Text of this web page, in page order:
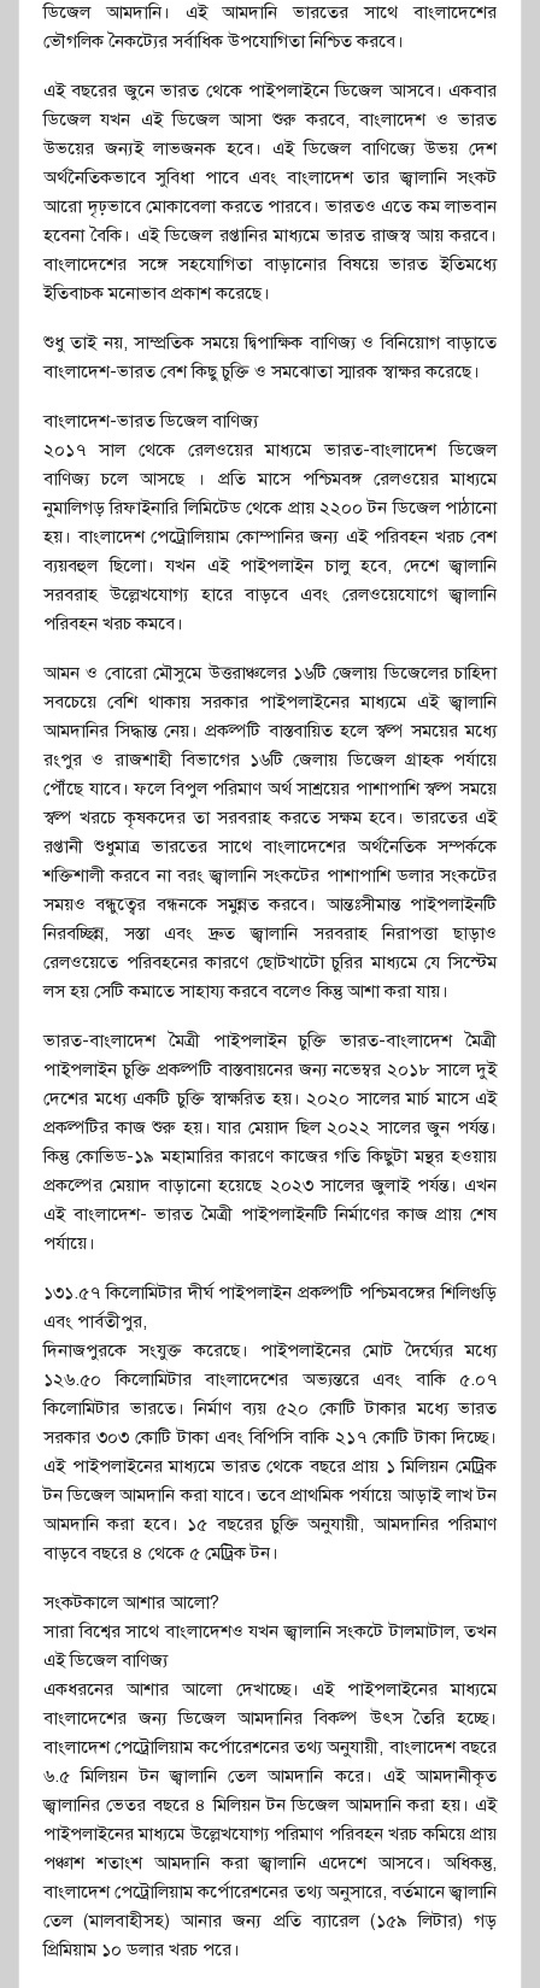
ডিজেল আমদানি। এই আমদানি ভারতের সাথে বাংলাদেশের
ভৌগলিক নৈকট্যের সর্বাধিক উপযোগিতা নিশ্চিত করবে।
এই বছরের জুনে ভারত থেকে পাইপলাইনে ডিজেল আসবে। একবার
ডিজেল যখন এই ডিজেল আসা শুরু করবে, বাংলাদেশ ও ভারত
উভয়ের জন্যই লাভজনক হবে। এই ডিজেল বাণিজ্যে উভয় দেশ
অর্থনৈতিকভাবে সুবিধা পাবে এবং বাংলাদেশ তার জ্বালানি সংকট
আরো দৃঢ়ভাবে মোকাবেলা করতে পারবে। ভারতও এতে কম লাভবান
হবেনা বৈকি। এই ডিজেল রপ্তানির মাধ্যমে ভারত রাজস্ব আয় করবে।
বাংলাদেশের সঙ্গে সহযোগিতা বাড়ানোর বিষয়ে ভারত ইতিমধ্যে
ইতিবাচক মনোভাব প্রকাশ করেছে।
শুধু তাই নয়, সাম্প্রতিক সময়ে দ্বিপাক্ষিক বাণিজ্য ও বিনিয়োগ বাড়াতে
বাংলাদেশ-ভারত বেশ কিছু চুক্তি ও সমঝোতা স্মারক স্বাক্ষর করেছে।
বাংলাদেশ-ভারত ডিজেল বাণিজ্য
২০১৭ সাল থেকে রেলওয়ের মাধ্যমে ভারত-বাংলাদেশ ডিজেল
বাণিজ্য চলে আসছে । প্রতি মাসে পশ্চিমবঙ্গ রেলওয়ের মাধ্যমে
নুমালিগড় রিফাইনারি লিমিটেড থেকে প্রায় ২২০০ টন ডিজেল পাঠানো
হয়। বাংলাদেশ পেট্রোলিয়াম কোম্পানির জন্য এই পরিবহন খরচ বেশ
ব্যয়বহুল ছিলো। যখন এই পাইপলাইন চালু হবে, দেশে জ্বালানি
সরবরাহ উল্লেখযোগ্য হারে বাড়বে এবং রেলওয়েযোগে জ্বালানি
পরিবহন খরচ কমবে।
আমন ও বোরো মৌসুমে উত্তরাঞ্চলের ১৬টি জেলায় ডিজেলের চাহিদা
সবচেয়ে বেশি থাকায় সরকার পাইপলাইনের মাধ্যমে এই জ্বালানি
আমদানির সিদ্ধান্ত নেয়। প্রকল্পটি বাস্তবায়িত হলে স্বল্প সময়ের মধ্যে
রংপুর ও রাজশাহী বিভাগের ১৬টি জেলায় ডিজেল গ্রাহক পর্যায়ে
পৌঁছে যাবে। ফলে বিপুল পরিমাণ অর্থ সাশ্রয়ের পাশাপাশি স্বল্প সময়ে
স্বল্প খরচে কৃষকদের তা সরবরাহ করতে সক্ষম হবে। ভারতের এই
রপ্তানী শুধুমাত্র ভারতের সাথে বাংলাদেশের অর্থনৈতিক সম্পর্ককে
শক্তিশালী করবে না বরং জ্বালানি সংকটের পাশাপাশি ডলার সংকটের
সময়ও বন্ধুত্বের বন্ধনকে সমুন্নত করবে। আন্তঃসীমান্ত পাইপলাইনটি
নিরবচ্ছিন্ন, সস্তা এবং দ্রুত জ্বালানি সরবরাহ নিরাপত্তা ছাড়াও
রেলওয়েতে পরিবহনের কারণে ছোটখাটো চুরির মাধ্যমে যে সিস্টেম
লস হয় সেটি কমাতে সাহায্য করবে বলেও কিন্তু আশা করা যায়।
ভারত-বাংলাদেশ মৈত্রী পাইপলাইন চুক্তি ভারত-বাংলাদেশ মৈত্রী
পাইপলাইন চুক্তি প্রকল্পটি বাস্তবায়নের জন্য নভেম্বর ২০১৮ সালে দুই
দেশের মধ্যে একটি চুক্তি স্বাক্ষরিত হয়। ২০২০ সালের মার্চ মাসে এই
প্রকল্পটির কাজ শুরু হয়। যার মেয়াদ ছিল ২০২২ সালের জুন পর্যন্ত।
কিন্তু কোভিড-১৯ মহামারির কারণে কাজের গতি কিছুটা মন্থর হওয়ায়
প্রকল্পের মেয়াদ বাড়ানো হয়েছে ২০২৩ সালের জুলাই পর্যন্ত। এখন
এই বাংলাদেশ- ভারত মৈত্রী পাইপলাইনটি নির্মাণের কাজ প্রায় শেষ
পর্যায়ে।
১৩১.৫৭ কিলোমিটার দীর্ঘ পাইপলাইন প্রকল্পটি পশ্চিমবঙ্গের শিলিগুড়ি
এবং পার্বতীপুর,
দিনাজপুরকে সংযুক্ত করেছে। পাইপলাইনের মোট দৈর্ঘ্যের মধ্যে
১২৬.৫০ কিলোমিটার বাংলাদেশের অভ্যন্তরে এবং বাকি ৫.০৭
কিলোমিটার ভারতে। নির্মাণ ব্যয় ৫২০ কোটি টাকার মধ্যে ভারত
সরকার ৩০৩ কোটি টাকা এবং বিপিসি বাকি ২১৭ কোটি টাকা দিচ্ছে।
এই পাইপলাইনের মাধ্যমে ভারত থেকে বছরে প্রায় ১ মিলিয়ন মেট্রিক
টন ডিজেল আমদানি করা যাবে। তবে প্রাথমিক পর্যায়ে আড়াই লাখ টন
আমদানি করা হবে। ১৫ বছরের চুক্তি অনুযায়ী, আমদানির পরিমাণ
বাড়বে বছরে ৪ থেকে ৫ মেট্রিক টন।
সংকটকালে আশার আলো?
সারা বিশ্বের সাথে বাংলাদেশও যখন জ্বালানি সংকটে টালমাটাল, তখন
এই ডিজেল বাণিজ্য
একধরনের আশার আলো দেখাচ্ছে। এই পাইপলাইনের মাধ্যমে
বাংলাদেশের জন্য ডিজেল আমদানির বিকল্প উৎস তৈরি হচ্ছে।
বাংলাদেশ পেট্রোলিয়াম কর্পোরেশনের তথ্য অনুযায়ী, বাংলাদেশ বছরে
৬.৫ মিলিয়ন টন জ্বালানি তেল আমদানি করে। এই আমদানীকৃত
জ্বালানির ভেতর বছরে ৪ মিলিয়ন টন ডিজেল আমদানি করা হয়। এই
পাইপলাইনের মাধ্যমে উল্লেখযোগ্য পরিমাণ পরিবহন খরচ কমিয়ে প্রায়
পঞ্চাশ শতাংশ আমদানি করা জ্বালানি এদেশে আসবে। অধিকন্তু,
বাংলাদেশ পেট্রোলিয়াম কর্পোরেশনের তথ্য অনুসারে, বর্তমানে জ্বালানি
তেল (মালবাহীসহ) আনার জন্য প্রতি ব্যারেল (১৫৯ লিটার) গড়
প্রিমিয়াম ১০ ডলার খরচ পরে।